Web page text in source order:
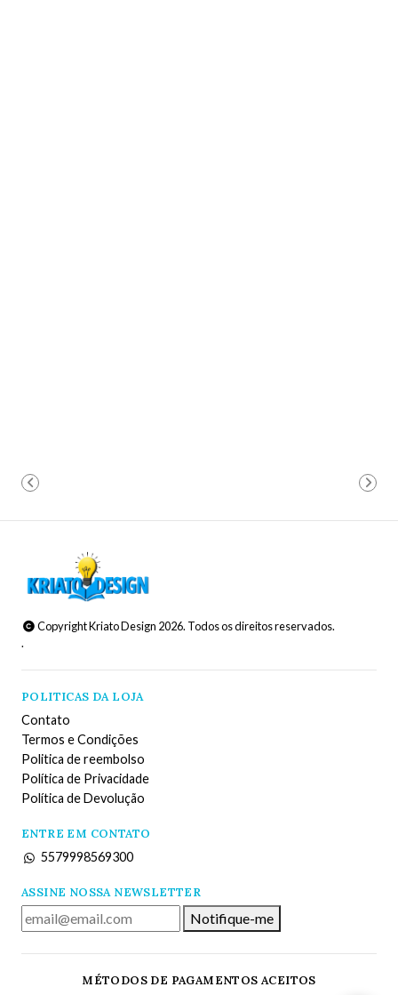
Copyright Kriato Design 2026. Todos os direitos reservados.
.
POLITICAS DA LOJA
Contato
Termos e Condições
Politica de reembolso
Política de Privacidade
Política de Devolução
ENTRE EM CONTATO
5579998569300
ASSINE NOSSA NEWSLETTER
Notifique-me
MÉTODOS DE PAGAMENTOS ACEITOS